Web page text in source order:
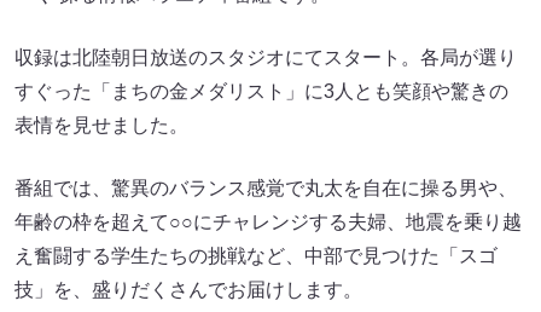
収録は北陸朝日放送のスタジオにてスタート。各局が選り
すぐった「まちの金メダリスト」に3人とも笑顔や驚きの
表情を見せました。
番組では、驚異のバランス感覚で丸太を自在に操る男や、
年齢の枠を超えて○○にチャレンジする夫婦、地震を乗り越
え奮闘する学生たちの挑戦など、中部で見つけた「スゴ
技」を、盛りだくさんでお届けします。